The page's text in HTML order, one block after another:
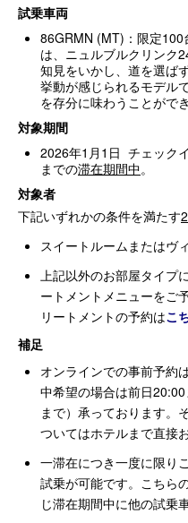
試乗車両
86GRMN (MT)：限定100
は、ニュルブルクリンク
知見をいかし、道を選ば
挙動が感じられるモデル
を存分に味わうことができ
対象期間
2026年1月1日 チェック
までの滞在期間中。
対象者
下記いずれかの条件を満たす
スイートルームまたはヴ
上記以外のお部屋タイプ
ートメントメニューをご
リートメントの予約はこ
補足
オンラインでの事前予約
中希望の場合は前日
まで）承っております。
ついてはホテルまで直接
一滞在につき一度に限り
試乗が可能です。こちら
じ滞在期間中に他の試乗